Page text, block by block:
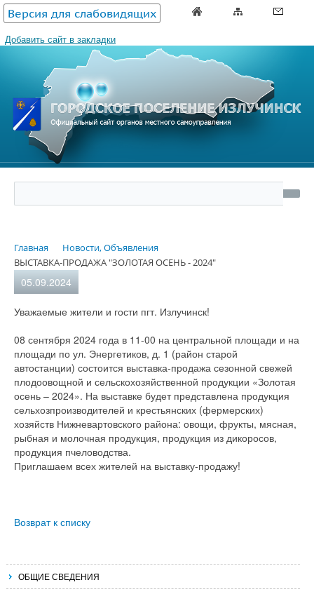
Версия для слабовидящих
Добавить сайт в закладки
Главная
Новости, Объявления
ВЫСТАВКА-ПРОДАЖА "ЗОЛОТАЯ ОСЕНЬ - 2024"
05.09.2024
Уважаемые жители и гости пгт. Излучинск!
08 сентября 2024 года в 11-00 на центральной площади и на
площади по ул. Энергетиков, д. 1 (район старой
автостанции) состоится выставка-продажа сезонной свежей
плодоовощной и сельскохозяйственной продукции «Золотая
осень – 2024». На выставке будет представлена продукция
сельхозпроизводителей и крестьянских (фермерских)
хозяйств Нижневартовского района: овощи, фрукты, мясная,
рыбная и молочная продукция, продукция из дикоросов,
продукция пчеловодства.
Приглашаем всех жителей на выставку-продажу!
Возврат к списку
ОБЩИЕ СВЕДЕНИЯ